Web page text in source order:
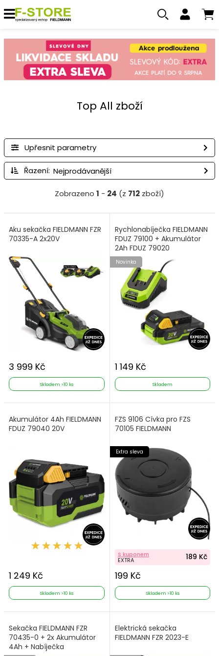
Top All zboží
Upřesnit parametry
Řazení:
Zobrazeno 1 - 24 (z 712 zboží)
Aku sekačka FIELDMANN FZR
70335-A 2x20V
3 999 Kč
Skladem >10 ks
Rychlonabíječka FIELDMANN
FDUZ 79100 + Akumulátor
2Ah FDUZ 79020
Novinka
1 149 Kč
Skladem
Akumulátor 4Ah FIELDMANN
FDUZ 79040 20V
1 249 Kč
Skladem >10 ks
FZS 9106 Cívka pro FZS
70105 FIELDMANN
Extra sleva
S kuponem
EXTRA 189 Kč
199 Kč
Skladem >10 ks
Sekačka FIELDMANN FZR
70435-0 + 2x Akumulátor
4Ah + Nabíječka
Elektrická sekačka
FIELDMANN FZR 2023-E